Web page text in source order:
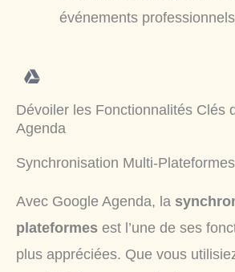
événements
Dévoiler les Fonctionnalités Clés
Agenda
Synchronisation Multi-Plateformes
Avec Google Agenda, la
plateformes est l’une de ses
plus appréciées. Que vous